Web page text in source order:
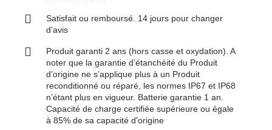
Satisfait ou remboursé. 14 jours pour changer
d’avis
Produit garanti 2 ans (hors casse et oxydation). A
noter que la garantie d’étanchéité du Produit
d’origine ne s’applique plus à un Produit
reconditionné ou réparé, les normes IP67 et IP68
n’étant plus en vigueur. Batterie garantie 1 an.
Capacité de charge certifiée supérieure ou égale
à 85% de sa capacité d'origine